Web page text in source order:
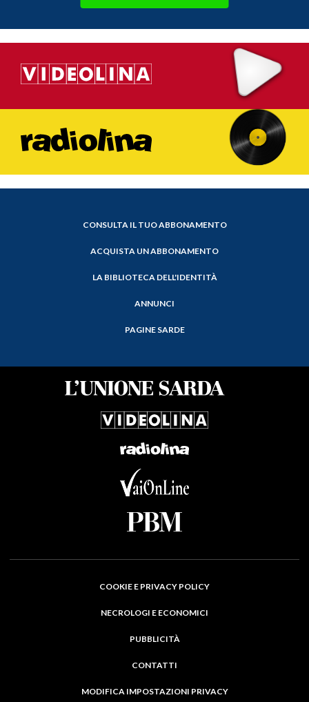
CONSULTA IL TUO ABBONAMENTO
ACQUISTA UN ABBONAMENTO
LA BIBLIOTECA DELL'IDENTITÀ
ANNUNCI
PAGINE SARDE
COOKIE E PRIVACY POLICY
NECROLOGI E ECONOMICI
PUBBLICITÀ
CONTATTI
MODIFICA IMPOSTAZIONI PRIVACY